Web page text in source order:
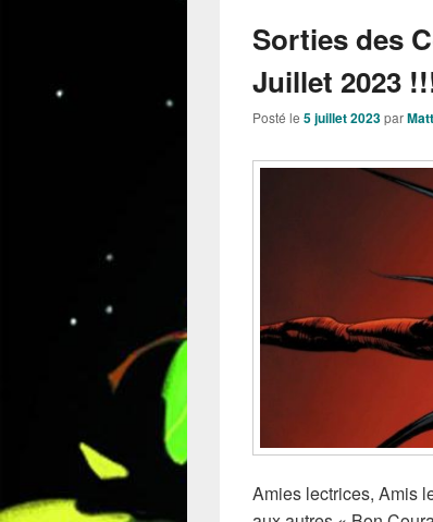
Sorties des
Juillet 2023
Posté le 5 juillet 2023par
Amies lectrices, Amis